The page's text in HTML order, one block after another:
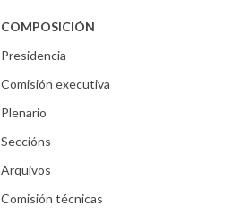
COMPOSICIÓN
Presidencia
Comisión executiva
Plenario
Seccións
Arquivos
Comisión técnicas